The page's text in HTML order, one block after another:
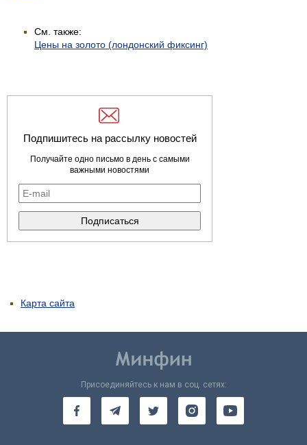
См. также:
Цены на золото (лондонский фиксинг)
Подпишитесь на рассылку новостей
Получайте одно письмо в день с самыми
важными новостями
Карта сайта
Присоединяйтесь к нам в соц. сетях: